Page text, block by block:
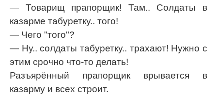
— Товарищ прапорщик! Там.. Солдаты в
казарме табуретку.. того!
— Чего "того"?
— Ну.. солдаты табуретку.. тpaxают! Нужно с
этим срочно что-то делать!
Разъярённый прапорщик врывается в
казарму и всех строит.